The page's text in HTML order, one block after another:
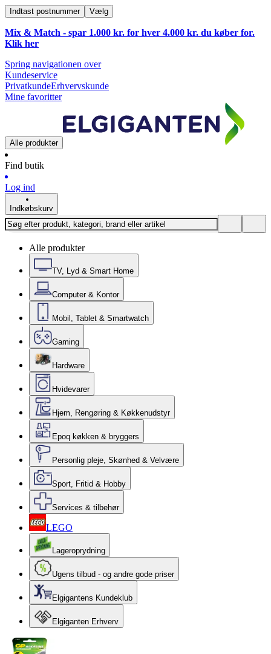
Indtast postnummer Vælg
Mix & Match - spar 1.000 kr. for hver 4.000 kr. du køber for.
Klik her
Spring navigationen over
Kundeservice
PrivatkundeErhvervskunde
Mine favoritter
Alle produkter
Find butik
Log ind
Indkøbskurv
Alle produkter
TV, Lyd & Smart Home
Computer & Kontor
Mobil, Tablet & Smartwatch
Gaming
Hardware
Hvidevarer
Hjem, Rengøring & Køkkenudstyr
Epoq køkken & bryggers
Personlig pleje, Skønhed & Velvære
Sport, Fritid & Hobby
Services & tilbehør
LEGO
Lageroprydning
Ugens tilbud - og andre gode priser
Elgigantens Kundeklub
Elgiganten Erhverv